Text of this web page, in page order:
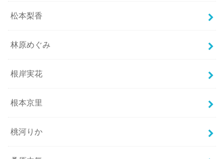
松本梨香
林原めぐみ
根岸実花
根本京里
桃河りか